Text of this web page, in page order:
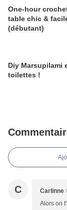
One-hour
table chic &
(débutant)
Diy Marsupilami
toilettes !
C Carlinne
Alors on